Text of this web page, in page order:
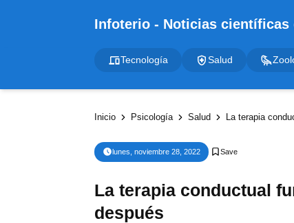
Tecnología Salud
Inicio Psicología Salud La terapia
lunes, noviembre 28, 2022
La terapia conductual
después